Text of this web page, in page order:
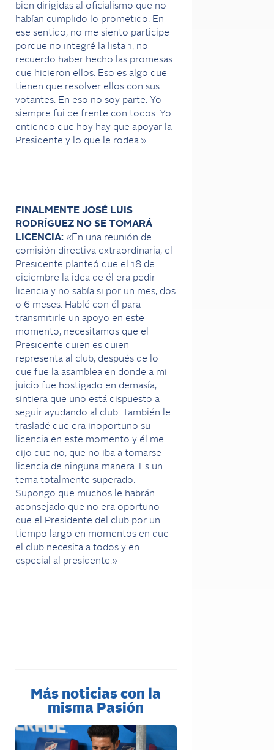
bien dirigidas al oficialismo que no
habían cumplido lo prometido. En
ese sentido, no me siento participe
porque no integré la lista 1, no
recuerdo haber hecho las promesas
que hicieron ellos. Eso es algo que
tienen que resolver ellos con sus
votantes. En eso no soy parte. Yo
siempre fui de frente con todos. Yo
entiendo que hoy hay que apoyar la
Presidente y lo que le rodea.»
FINALMENTE JOSÉ LUIS
RODRÍGUEZ NO SE TOMARÁ
LICENCIA: «En una reunión de
comisión directiva extraordinaria, el
Presidente planteó que el 18 de
diciembre la idea de él era pedir
licencia y no sabía si por un mes, dos
o 6 meses. Hablé con él para
transmitirle un apoyo en este
momento, necesitamos que el
Presidente quien es quien
representa al club, después de lo
que fue la asamblea en donde a mi
juicio fue hostigado en demasía,
sintiera que uno está dispuesto a
seguir ayudando al club. También le
trasladé que era inoportuno su
licencia en este momento y él me
dijo que no, que no iba a tomarse
licencia de ninguna manera. Es un
tema totalmente superado.
Supongo que muchos le habrán
aconsejado que no era oportuno
que el Presidente del club por un
tiempo largo en momentos en que
el club necesita a todos y en
especial al presidente.»
Más noticias con la
misma Pasión